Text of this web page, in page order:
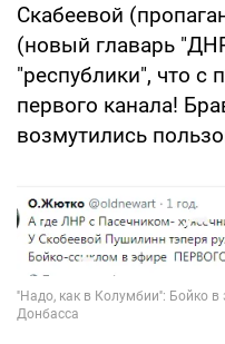
Скабеевой
(новый главарь
"республики", что
первого канала!
возмутились